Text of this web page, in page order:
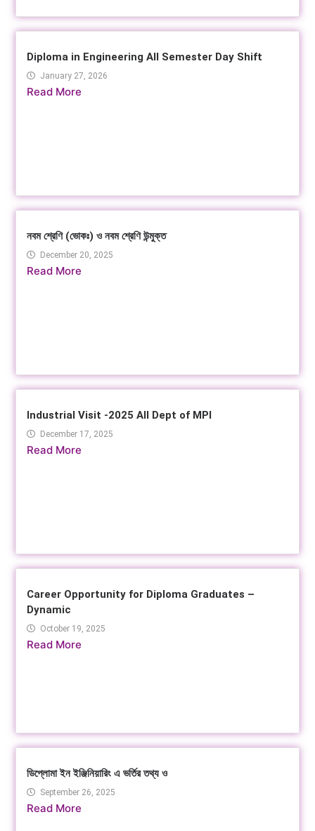
Diploma in Engineering All Semester Day Shift
January 27, 2026
Read More
নবম শ্রেণি (ভোকঃ) ও নবম শ্রেণি উন্মুক্ত
December 20, 2025
Read More
Industrial Visit -2025 All Dept of MPI
December 17, 2025
Read More
Career Opportunity for Diploma Graduates –
Dynamic
October 19, 2025
Read More
ডিপ্লোমা ইন ইঞ্জিনিয়ারিং এ ভর্তির তথ্য ও
September 26, 2025
Read More